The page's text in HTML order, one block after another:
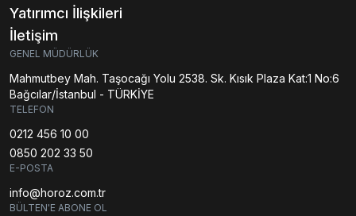
Yatırımcı İlişkileri
İletişim
GENEL MÜDÜRLÜK
Mahmutbey Mah. Taşocağı Yolu 2538. Sk. Kısık Plaza Kat:1 No:6
Bağcılar/İstanbul - TÜRKİYE
TELEFON
0212 456 10 00
0850 202 33 50
E-POSTA
info@horoz.com.tr
BÜLTEN'E ABONE OL